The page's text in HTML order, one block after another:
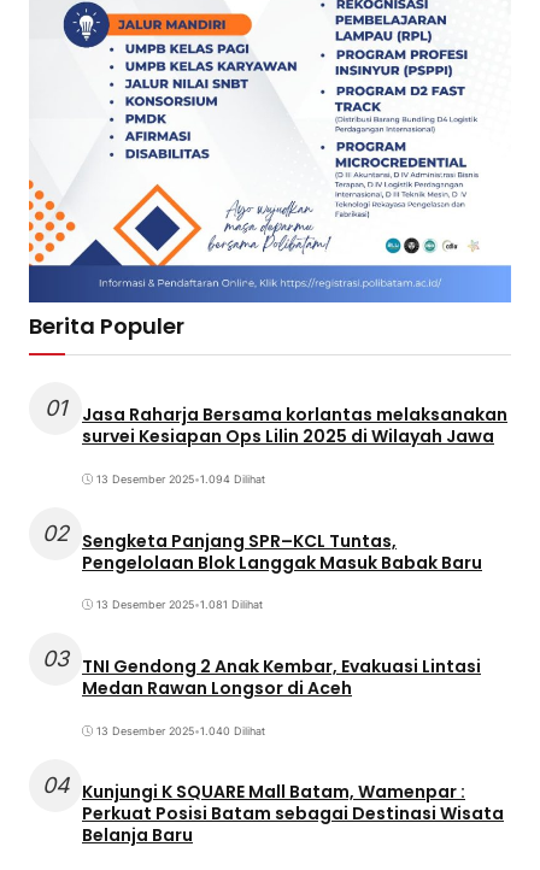
Berita Populer
01
Jasa Raharja Bersama korlantas melaksanakan
survei Kesiapan Ops Lilin 2025 di Wilayah Jawa
13 Desember 2025•1.094 Dilihat
02 Sengketa Panjang SPR–KCL Tuntas,
Pengelolaan Blok Langgak Masuk Babak Baru
13 Desember 2025•1.081 Dilihat
03 TNI Gendong 2 Anak Kembar, Evakuasi Lintasi
Medan Rawan Longsor di Aceh
13 Desember 2025•1.040 Dilihat
04 Kunjungi K SQUARE Mall Batam, Wamenpar :
Perkuat Posisi Batam sebagai Destinasi Wisata
Belanja Baru